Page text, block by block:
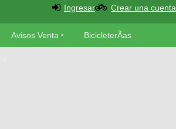
Ingresar Crear una cuenta
Avisos Venta BicicleterÃ­as